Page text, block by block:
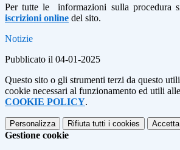
Per tutte le informazioni sulla procedura
iscrizioni online del sito.
Notizie
Pubblicato il 04-01-2025
Questo sito o gli strumenti terzi da questo
cookie necessari al funzionamento ed utili
COOKIE POLICY.
Personalizza Rifiuta tutti i cookies
Gestione cookie